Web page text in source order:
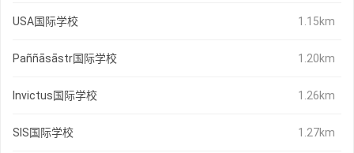
USA国际学校 1.15km
Paññāsāstr国际学校 1.20km
Invictus国际学校 1.26km
SIS国际学校 1.27km